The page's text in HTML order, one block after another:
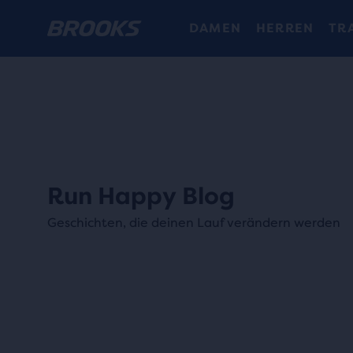
DAMEN HERREN
Run Happy Blog
Geschichten, die deinen Lauf verändern werden